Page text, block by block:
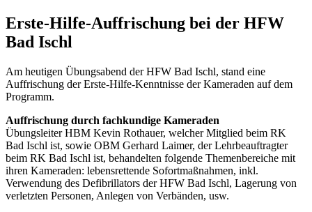
Erste-Hilfe-Auffrischung bei der HFW
Bad Ischl
Am heutigen Übungsabend der HFW Bad Ischl, stand eine
Auffrischung der Erste-Hilfe-Kenntnisse der Kameraden auf dem
Programm.
Auffrischung durch fachkundige Kameraden
Übungsleiter HBM Kevin Rothauer, welcher Mitglied beim RK
Bad Ischl ist, sowie OBM Gerhard Laimer, der Lehrbeauftragter
beim RK Bad Ischl ist, behandelten folgende Themenbereiche mit
ihren Kameraden: lebensrettende Sofortmaßnahmen, inkl.
Verwendung des Defibrillators der HFW Bad Ischl, Lagerung von
verletzten Personen, Anlegen von Verbänden, usw.